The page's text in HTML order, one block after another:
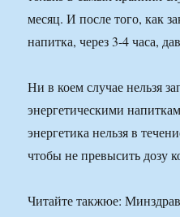
месяц. И после того, как
напитка, через 3-4 часа,
Ни в коем случае нельзя
энергетическими
энергетика нельзя в
чтобы не превысить дозу
Читайте такжюе: